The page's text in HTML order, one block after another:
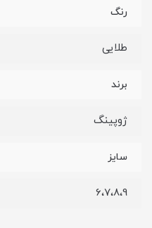
رنگ
طلایی
برند
ژوپینگ
سایز
6،7،8،9